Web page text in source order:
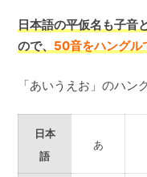
日本語の平仮名も子音
ので、 50音をハングル
「あいうえお」のハン
日本
語
あ